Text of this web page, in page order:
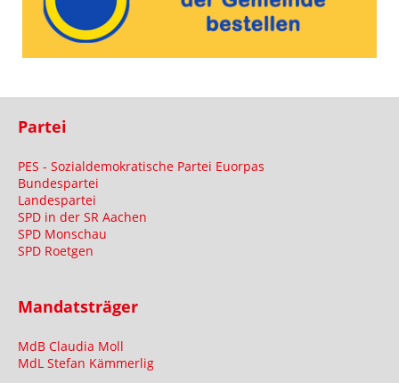
Partei
PES - Sozialdemokratische Partei Euorpas
Bundespartei
Landespartei
SPD in der SR Aachen
SPD Monschau
SPD Roetgen
Mandatsträger
MdB Claudia Moll
MdL Stefan Kämmerlig